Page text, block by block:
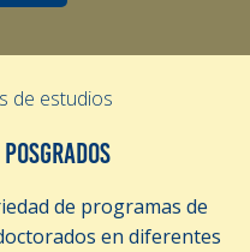
de estudios
de programas de
en diferentes